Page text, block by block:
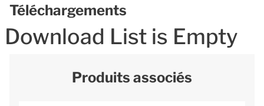
Téléchargements
Download List is Empty
Produits associés